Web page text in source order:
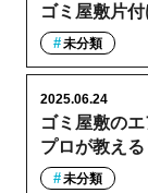
ゴミ屋敷片
未分類
ゴミ屋敷の
プロが教え
2025.06.24
未分類